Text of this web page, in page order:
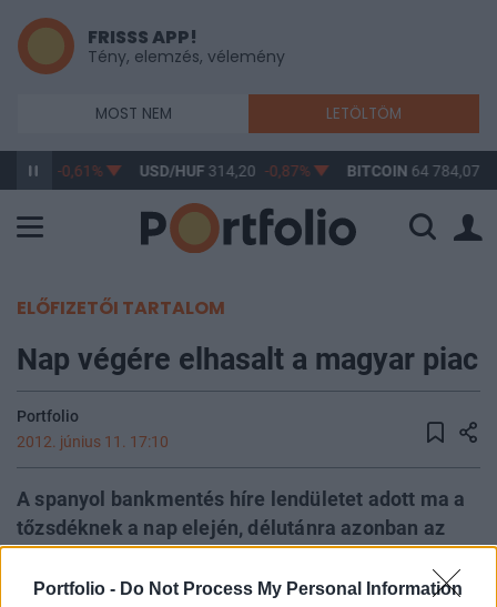
Portfolio - Do Not Process My Personal Information
FRISSS APP!
Tény, elemzés, vélemény
MOST NEM LETÖLTÖM
-0,61% USD/HUF314,20 -0,87% BITCOIN64 784,07
ELŐFIZETŐI TARTALOM
Nap végére elhasalt a magyar piac
Portfolio
2012. június 11. 17:10
A spanyol bankmentés híre lendületet adott ma a
tőzsdéknek a nap elején, délutánra azonban az
piacokon a nyitást követően fokozatosan